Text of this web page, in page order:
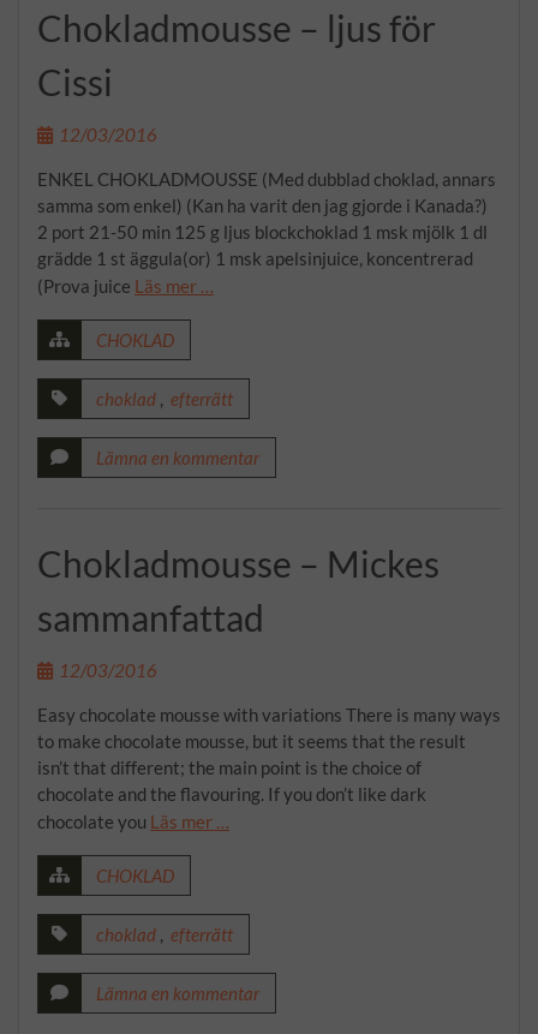
Chokladmousse – ljus för
Cissi
12/03/2016
ENKEL CHOKLADMOUSSE (Med dubblad choklad, annars
samma som enkel) (Kan ha varit den jag gjorde i Kanada?)
2 port 21-50 min 125 g ljus blockchoklad 1 msk mjölk 1 dl
grädde 1 st äggula(or) 1 msk apelsinjuice, koncentrerad
(Prova juice Läs mer …
CHOKLAD
choklad , efterrätt
Lämna en kommentar
Chokladmousse – Mickes
sammanfattad
12/03/2016
Easy chocolate mousse with variations There is many ways
to make chocolate mousse, but it seems that the result
isn’t that different; the main point is the choice of
chocolate and the flavouring. If you don’t like dark
chocolate you Läs mer …
CHOKLAD
choklad efterrätt
Lämna en kommentar